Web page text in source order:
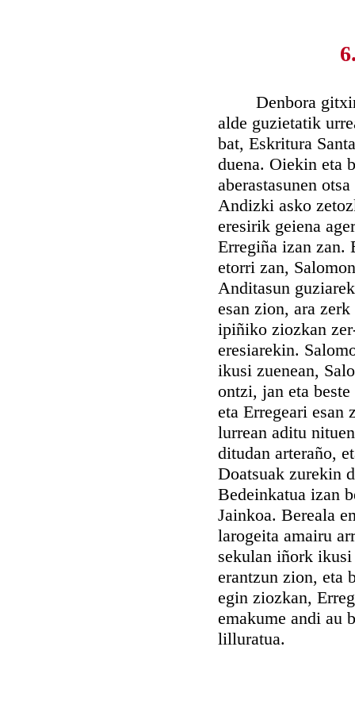
Denbora
alde guzietatik
bat, Eskritura
duena. Oiekin eta
aberastasunen
Andizki asko
eresirik geiena
Erregiña izan zan.
etorri zan,
Anditasun
esan zion, ara
ipiñiko ziozkan
eresiarekin.
ikusi zuenean,
ontzi, jan eta
eta Erregeari esan
lurrean aditu
ditudan arteraño,
Doatsuak zurekin
Bedeinkatua izan
Jainkoa. Bereala
larogeita amairu
sekulan iñork ikusi
erantzun zion, eta
egin ziozkan,
emakume andi au
lilluratua.